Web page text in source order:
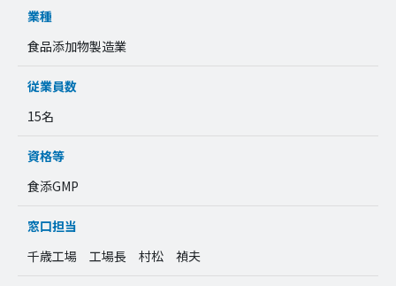
業種
食品添加物製造業
従業員数
15名
資格等
食添GMP
窓口担当
千歳工場 工場長 村松 禎夫